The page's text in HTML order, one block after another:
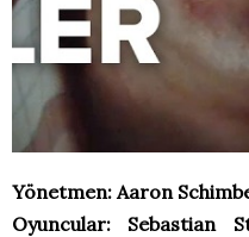
Yönetmen: Aaron
Oyuncular: Sebastian